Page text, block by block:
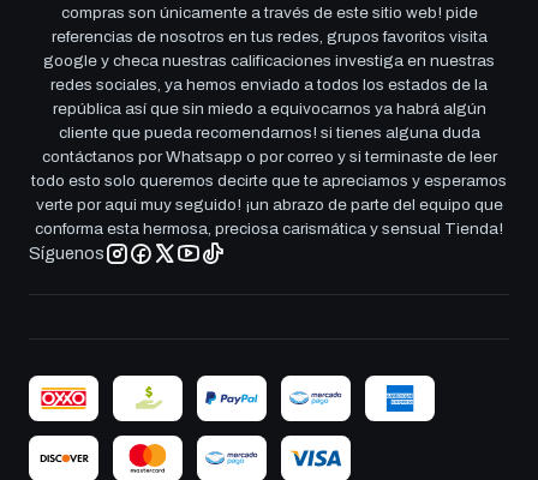
compras son únicamente a través de este sitio web! pide
referencias de nosotros en tus redes, grupos favoritos visita
google y checa nuestras calificaciones investiga en nuestras
redes sociales, ya hemos enviado a todos los estados de la
república así que sin miedo a equivocarnos ya habrá algún
cliente que pueda recomendarnos! si tienes alguna duda
contáctanos por Whatsapp o por correo y si terminaste de leer
todo esto solo queremos decirte que te apreciamos y esperamos
verte por aqui muy seguido! ¡un abrazo de parte del equipo que
conforma esta hermosa, preciosa carismática y sensual Tienda!
Síguenos